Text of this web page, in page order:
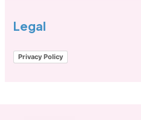
Legal
Privacy Policy